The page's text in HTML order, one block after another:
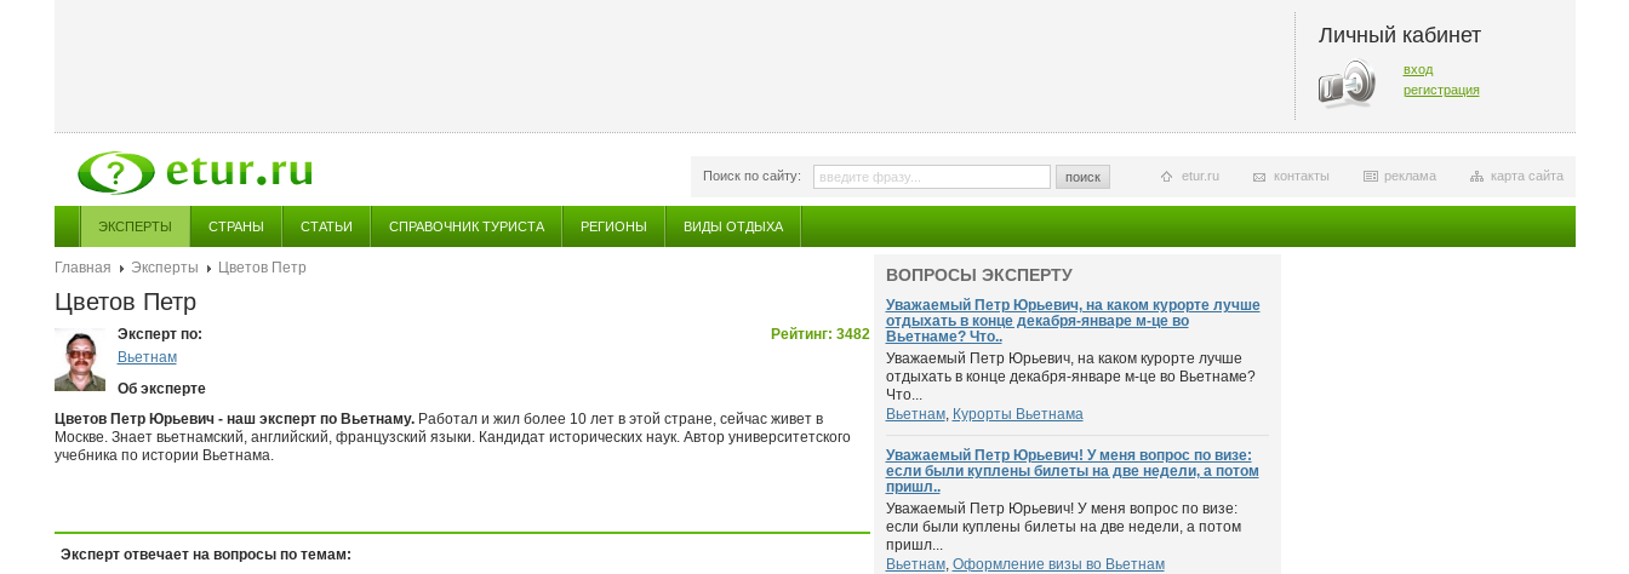
Личный кабинет
вход
регистрация
Поиск по сайту: поиск карта сайта
реклама
контакты
etur.ru
ЭКСПЕРТЫ СТРАНЫ СТАТЬИ СПРАВОЧНИК ТУРИСТА РЕГИОНЫ ВИДЫ ОТДЫХА
Главная Эксперты Цветов Петр
Цветов Петр
Рейтинг: 3482
Эксперт по:
Вьетнам
Об эксперте
Цветов Петр Юрьевич - наш эксперт по Вьетнаму.Работал и жил более 10 лет в этой стране, сейчас живет в
Москве. Знает вьетнамский, английский, французский языки. Кандидат исторических наук. Автор университетского
учебника по истории Вьетнама.
Эксперт отвечает на вопросы по темам:
ВОПРОСЫ ЭКСПЕРТУ
Уважаемый Петр Юрьевич, на каком курорте лучше
отдыхать в конце декабря-январе м-це во
Вьетнаме? Что..
Уважаемый Петр Юрьевич, на каком курорте лучше
отдыхать в конце декабря-январе м-це во Вьетнаме?
Что...
Вьетнам, Курорты Вьетнама
Уважаемый Петр Юрьевич! У меня вопрос по визе:
если были куплены билеты на две недели, а потом
пришл..
Уважаемый Петр Юрьевич! У меня вопрос по визе:
если были куплены билеты на две недели, а потом
пришл...
Вьетнам, Оформление визы во Вьетнам